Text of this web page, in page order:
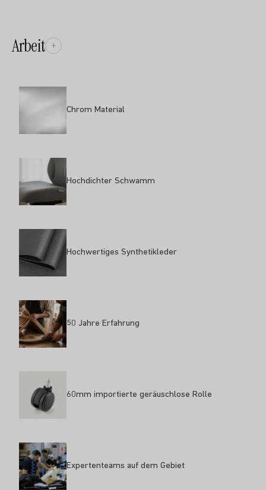
Arbeit +
Chrom Material
Hochdichter Schwamm
Hochwertiges Synthetikleder
50 Jahre Erfahrung
60mm importierte geräuschlose Rolle
Expertenteams auf dem Gebiet